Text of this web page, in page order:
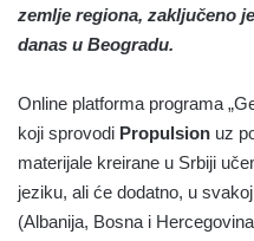
zemlje regiona, zaključeno
danas u Beogradu.
Online platforma programa
koji sprovodi Propulsion uz
materijale kreirane u Srbiji
jeziku, ali će dodatno, u
(Albanija, Bosna i